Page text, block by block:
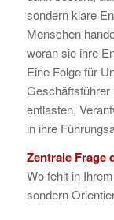
sondern klare
Menschen
woran sie ihre
Eine Folge für
Geschäftsführer
entlasten,
in ihre
Zentrale Frage
Wo fehlt in
sondern